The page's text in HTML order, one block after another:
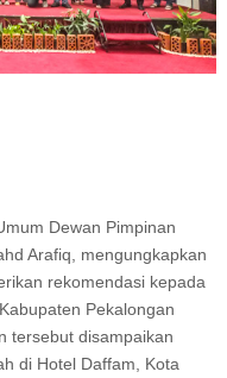
Dewan Pimpinan
Arafiq, mengungkapkan
rekomendasi kepada
Pekalongan
tersebut disampaikan
di Hotel Daffam, Kota